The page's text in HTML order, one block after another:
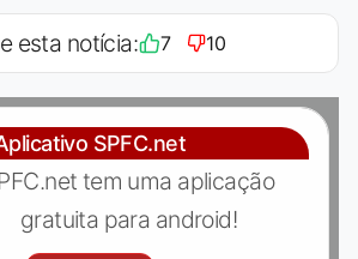
esta notícia: 7 10
SPFC.net
tem uma aplicação
gratuita para android!